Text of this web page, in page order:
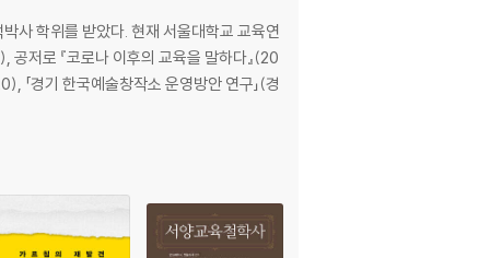
사 학위를 받았다. 현재 서울대학교 교육연
저로 『코로나 이후의 교육을 말하다』(20
「경기 한국예술창작소 운영방안 연구」(경